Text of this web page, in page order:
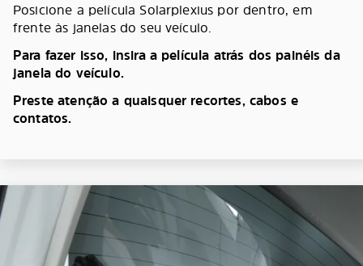
Posicione a película Solarplexius por dentro, em
frente às janelas do seu veículo.
Para fazer isso, insira a película atrás dos painéis da
janela do veículo.
Preste atenção a quaisquer recortes, cabos e
contatos.